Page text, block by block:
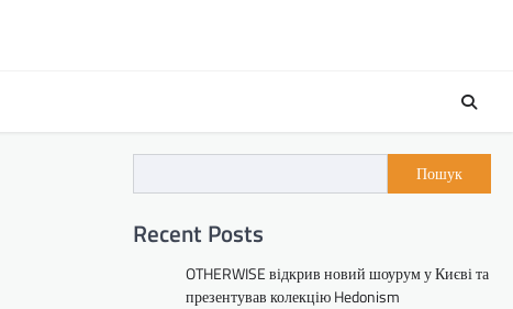
Пошук
Recent Posts
OTHERWISE відкрив новий шоурум у Києві та
презентував колекцію Hedonism